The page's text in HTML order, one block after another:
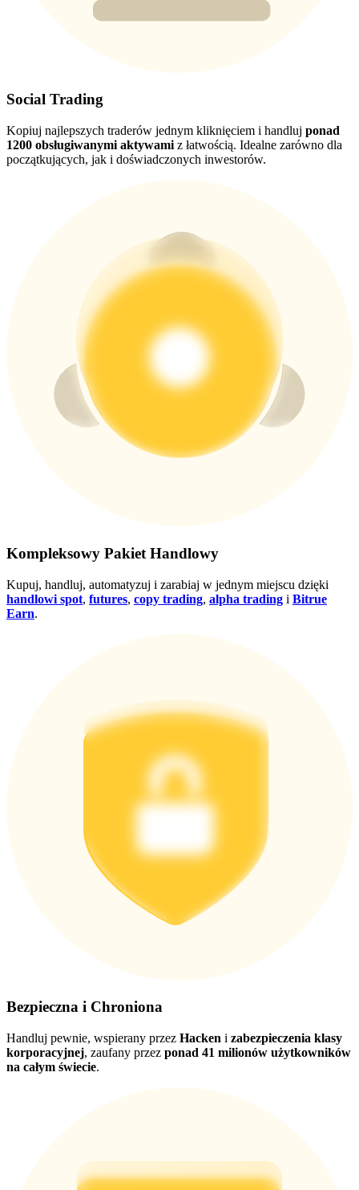
Trade Gold & Silver · 33,333 USDT Bonus
USDT New User Exclusive 10% APR
BTC New User Exclusive: 6.5% APR
BTC Flexible Staking | Daily Rewards
Social Trading
Kopiuj najlepszych traderów jednym kliknięciem i handluj ponad
1200 obsługiwanymi aktywami z łatwością. Idealne zarówno dla
początkujących, jak i doświadczonych inwestorów.
Kompleksowy Pakiet Handlowy
Kupuj, handluj, automatyzuj i zarabiaj w jednym miejscu dzięki
handlowi spot, futures, copy trading, alpha trading i Bitrue
Earn.
Bezpieczna i Chroniona
Handluj pewnie, wspierany przez Hacken i zabezpieczenia klasy
korporacyjnej, zaufany przez ponad 41 milionów użytkowników
na całym świecie.